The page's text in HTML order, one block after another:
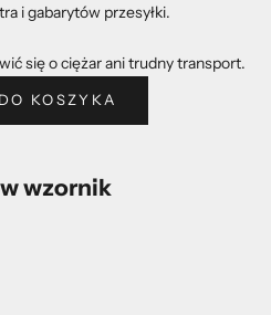
i gabarytów przesyłki.
się o ciężar ani trudny transport.
KOSZYKA
wzornik